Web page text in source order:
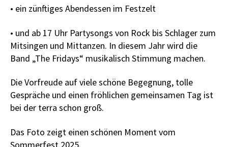
• ein zünftiges Abendessen im Festzelt
• und ab 17 Uhr Partysongs von Rock bis Schlager zum
Mitsingen und Mittanzen. In diesem Jahr wird die
Band „The Fridays“ musikalisch Stimmung machen.
Die Vorfreude auf viele schöne Begegnung, tolle
Gespräche und einen fröhlichen gemeinsamen Tag ist
bei der terra schon groß.
Das Foto zeigt einen schönen Moment vom
Sommerfest 2025.